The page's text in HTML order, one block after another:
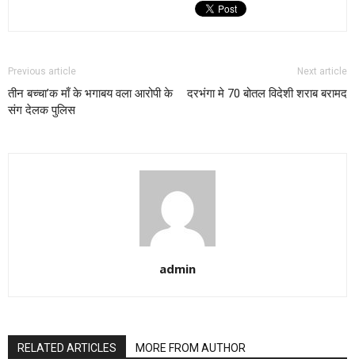
Previous article
तीन बच्चा’क माँ के भगाबय वला आरोपी के
संग देलक पुलिस
Next article
दरभंगा मे 70 बोतल विदेशी शराब बरामद
admin
RELATED ARTICLES MORE FROM AUTHOR